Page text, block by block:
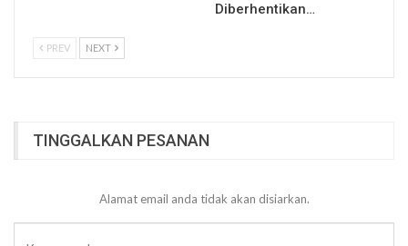
Diberhentikan…
PREV NEXT
TINGGALKAN PESANAN
Alamat email anda tidak akan disiarkan.